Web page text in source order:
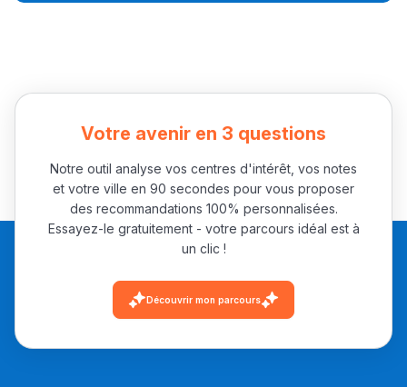
Post-Bac
Interviews/Vidéos
+ de 89 Interviews/Vidéos
دليل المهن
Votre avenir en 3 questions
Notre outil analyse vos centres d'intérêt, vos notes
et votre ville en 90 secondes pour vous proposer
des recommandations 100% personnalisées.
Essayez-le gratuitement - votre parcours idéal est à
un clic !
Découvrir mon parcours